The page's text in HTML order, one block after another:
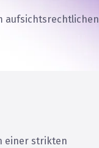
aufsichtsrechtlichen
einer strikten